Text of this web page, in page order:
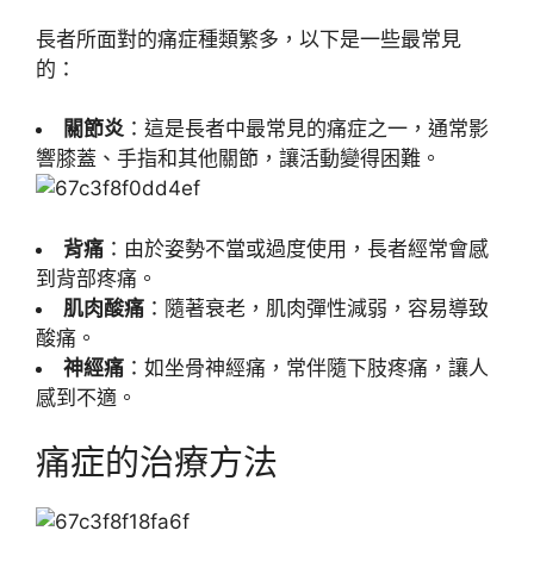
長者所面對的痛症種類繁多，以下是一些最常見
的：
關節炎 ：這是長者中最常見的痛症之一，通常影
響膝蓋、手指和其他關節，讓活動變得困難。
背痛 ：由於姿勢不當或過度使用，長者經常會感
到背部疼痛。
肌肉酸痛 ：隨著衰老，肌肉彈性減弱，容易導致
酸痛。
神經痛 ：如坐骨神經痛，常伴隨下肢疼痛，讓人
感到不適。
痛症的治療方法